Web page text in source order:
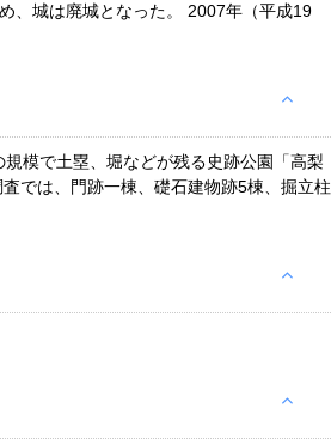
、城は廃城となった。 2007年（平成19
模で土塁、堀などが残る史跡公園「高梨
では、門跡一棟、礎石建物跡5棟、掘立柱